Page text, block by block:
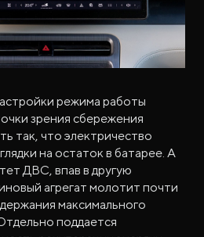
режима работы
зрения сбережения
так, что электричество
на остаток в батарее. А
ДВС, впав в другую
агрегат молотит почти
максимального
поддается